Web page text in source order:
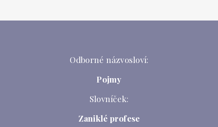
Odborné názvosloví:
Pojmy
Slovníček:
Zaniklé profese